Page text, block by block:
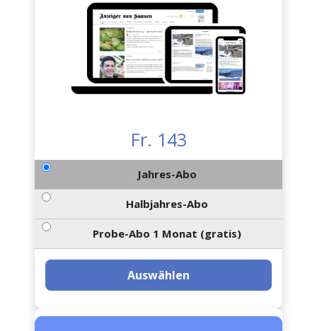
Fr. 143
Jahres-Abo
Halbjahres-Abo
Probe-Abo 1 Monat (gratis)
Auswählen